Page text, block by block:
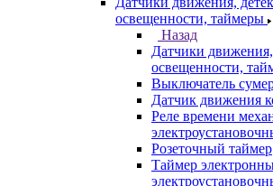
освещенности, таймеры
Назад
Датчики
освещенности,
Выключатель
Датчик движения
Реле времени
Розеточный таймер
Таймер